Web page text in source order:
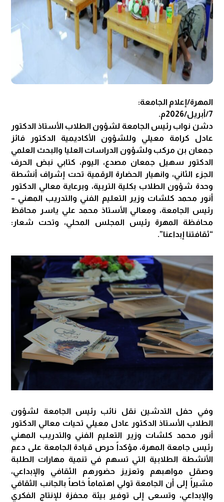
المهرة/إعلام الجامعة:
7/أبريل/2026م.
دشن نواب رئيس الجامعة لشؤون الطلاب الأستاذ الدكتور
عادل كرامة معيلي وللشؤون الأكاديمية الدكتور فائز
جمعان بن مركب ولشؤون الدراسات العليا والبحث العلمي
الدكتور سهيل جمعان مصدع، اليوم، كتابي نبض الحرف
الجزء الثاني، وانهيار الحضارة الرقمية تحت إشراف أنشطة
وحدة شؤون الطلاب بكلية التربية، وبرعاية معالي الدكتور
أنور محمد كلشات وزير التعليم الفني والتدريب المهني –
رئيس الجامعة، ومعالي الأستاذ محمد علي ياسر محافظ
محافظة المهرة رئيس المجلس المحلي، وتحت شعار:
“ثقافتنا إبداعنا”.
وفي حفل التدشين نقل نائب رئيس الجامعة لشؤون
الطلاب الأستاذ الدكتور عادل معيلي تحيات معالي الدكتور
أنور محمد كلشات وزير التعليم الفني والتدريب المهني
رئيس جامعة المهرة، مؤكداً حرص قيادة الجامعة على دعم
الأنشطة الطلابية التي تسهم في تنمية مهارات الطلبة
وصقل مواهبهم وتعزيز حضورهم الثقافي والإبداعي،
مشيراً إلى أن الجامعة تولي اهتماماً خاصاً بالجانب الثقافي
والإبداعي، وتسعى إلى توفير بيئة محفزة للإنتاج الفكري